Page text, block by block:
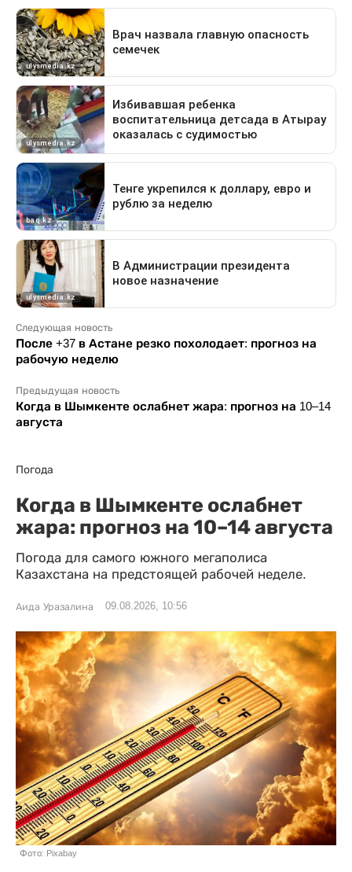
Следующая новость
После +37 в Астане резко похолодает: прогноз на
рабочую неделю
Предыдущая новость
Когда в Шымкенте ослабнет жара: прогноз на 10–14
августа
Погода
Когда в Шымкенте ослабнет
жара: прогноз на 10–14 августа
Погода для самого южного мегаполиса
Казахстана на предстоящей рабочей неделе.
Аида Уразалина 09.08.2026, 10:56
Фото: Pixabay